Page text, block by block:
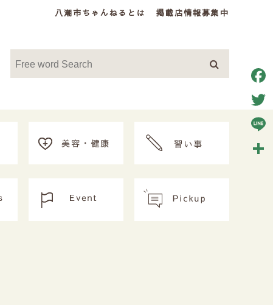
八潮市ちゃんねるとは 掲載店情報募集中
Line